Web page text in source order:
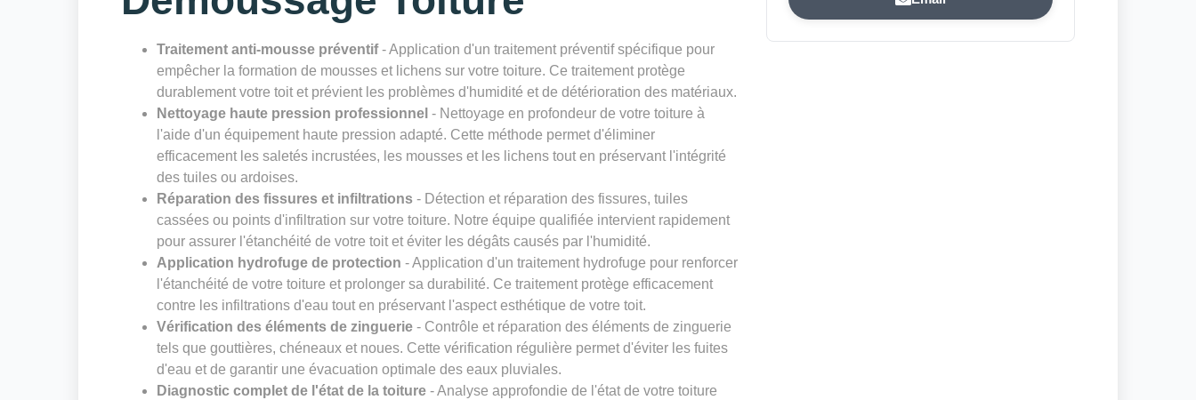
Traitement anti-mousse préventif- Application d'un traitement préventif spécifique pour
empêcher la formation de mousses et lichens sur votre toiture. Ce traitement protège
durablement votre toit et prévient les problèmes d'humidité et de détérioration des matériaux.
Nettoyage haute pression professionnel - Nettoyage en profondeur de votre toiture à
l'aide d'un équipement haute pression adapté. Cette méthode permet d'éliminer
efficacement les saletés incrustées, les mousses et les lichens tout en préservant l'intégrité
des tuiles ou ardoises.
Réparation des fissures et infiltrations - Détection et réparation des fissures, tuiles
cassées ou points d'infiltration sur votre toiture. Notre équipe qualifiée intervient rapidement
pour assurer l'étanchéité de votre toit et éviter les dégâts causés par l'humidité.
Application hydrofuge de protection - Application d'un traitement hydrofuge pour renforcer
l'étanchéité de votre toiture et prolonger sa durabilité. Ce traitement protège efficacement
contre les infiltrations d'eau tout en préservant l'aspect esthétique de votre toit.
Vérification des éléments de zinguerie - Contrôle et réparation des éléments de zinguerie
tels que gouttières, chéneaux et noues. Cette vérification régulière permet d'éviter les fuites
d'eau et de garantir une évacuation optimale des eaux pluviales.
Diagnostic complet de l'état de la toiture - Analyse approfondie de l'état de votre toiture